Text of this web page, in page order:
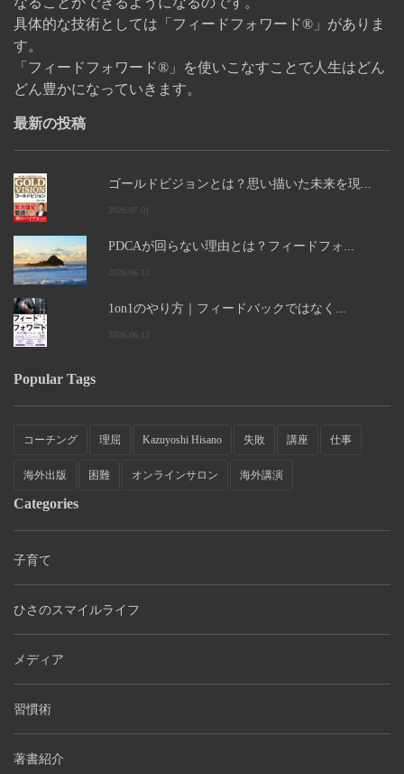
具体的な技術としては「フィードフォワード®」がありま
す。
「フィードフォワード®」を使いこなすことで人生はどん
どん豊かになっていきます。
最新の投稿
ゴールドビジョンとは？思い描いた未来を現...
2026.07.01
PDCAが回らない理由とは？フィードフォ...
2026.06.12
1on1のやり方｜フィードバックではなく...
2026.06.12
Popular Tags
コーチング 理屈 Kazuyoshi Hisano 失敗 講座 仕事
海外出版 困難 オンラインサロン 海外講演
Categories
子育て
ひさのスマイルライフ
メディア
習慣術
著書紹介